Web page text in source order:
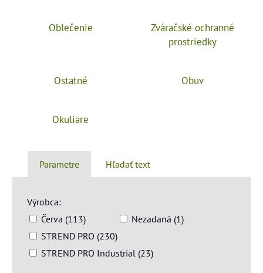
Oblečenie
Zváračské ochranné
prostriedky
Ostatné Obuv
Okuliare
Parametre Hľadať text
Výrobca:
Červa (113)
Nezadaná (1)
STREND PRO (230)
STREND PRO Industrial (23)